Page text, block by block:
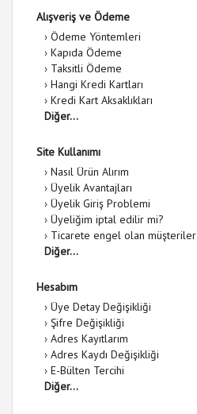
Alışveriş ve Ödeme
› Ödeme Yöntemleri
› Kapıda Ödeme
› Taksitli Ödeme
› Hangi Kredi Kartları
› Kredi Kart Aksaklıkları
Diğer...
Site Kullanımı
› Nasıl Ürün Alırım
› Üyelik Avantajları
› Üyelik Giriş Problemi
› Üyeliğim iptal edilir mi?
› Ticarete engel olan müşteriler
Diğer...
Hesabım
› Üye Detay Değişikliği
› Şifre Değişikliği
› Adres Kayıtlarım
› Adres Kaydı Değişikliği
› E-Bülten Tercihi
Diğer...